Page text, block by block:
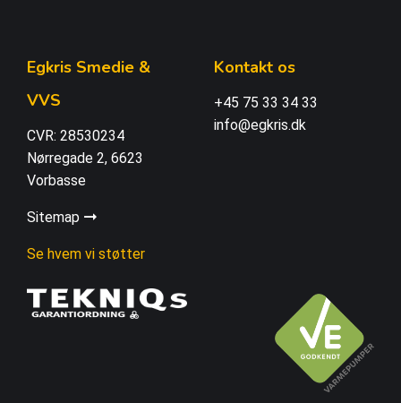
Egkris Smedie &
VVS
CVR: 28530234
Nørregade 2, 6623
Vorbasse
Sitemap
Se hvem vi støtter
Kontakt os
+45 75 33 34 33
info@egkris.dk